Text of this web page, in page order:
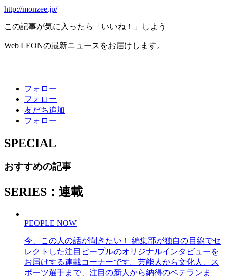
http://monzee.jp/
この記事が気に入ったら「いいね！」しよう
Web LEONの最新ニュースをお届けします。
フォロー
フォロー
友だち追加
フォロー
SPECIAL
おすすめの記事
SERIES：連載
PEOPLE NOW
今、この人の話が聞きたい！ 編集部が独自の目線でセ
レクトした注目ピープルのオリジナルインタビューを
お届けする連載コーナーです。芸能人から文化人、ス
ポーツ選手まで、注目の新人から納得のベテランま